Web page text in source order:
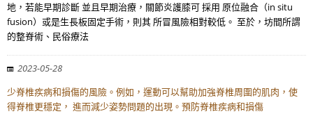
地，若能早期診斷 並且早期治療，關節炎護膝可 採用 原位融合（in situ
fusion）或是生長板固定手術，則其 所冒風險相對較低。 至於，坊間所謂
的整脊術、民俗療法
2023-05-28
少脊椎疾病和損傷的風險。例如，運動可以幫助加強脊椎周圍的肌肉，使
得脊椎更穩定， 進而減少姿勢問題的出現。預防脊椎疾病和損傷